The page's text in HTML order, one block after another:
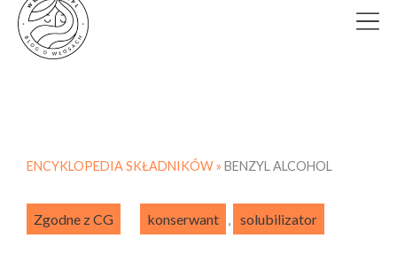
ENCYKLOPEDIA SKŁADNIKÓW » BENZYL ALCOHOL
Zgodne z CG konserwant , solubilizator